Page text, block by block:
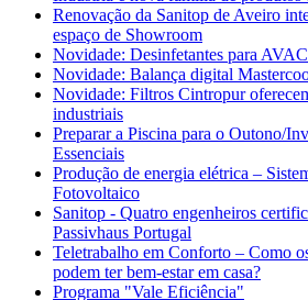
Renovação da Sanitop de Aveiro
espaço de Showroom
Novidade: Desinfetantes para
Novidade: Balança digital
Novidade: Filtros Cintropur
industriais
Preparar a Piscina para o Outono/
Essenciais
Produção de energia elétrica –
Fotovoltaico
Sanitop - Quatro engenheiros
Passivhaus Portugal
Teletrabalho em Conforto – Como
podem ter bem-estar em casa?
Programa "Vale Eficiência"